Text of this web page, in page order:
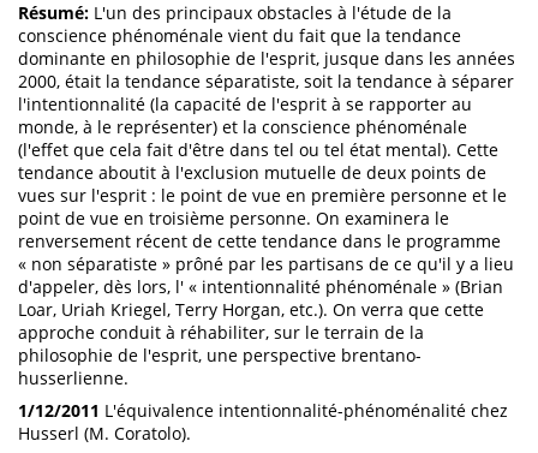
Résumé: L'un des principaux obstacles à l'étude de la
conscience phénoménale vient du fait que la tendance
dominante en philosophie de l'esprit, jusque dans les années
2000, était la tendance séparatiste, soit la tendance à séparer
l'intentionnalité (la capacité de l'esprit à se rapporter au
monde, à le représenter) et la conscience phénoménale
(l'effet que cela fait d'être dans tel ou tel état mental). Cette
tendance aboutit à l'exclusion mutuelle de deux points de
vues sur l'esprit : le point de vue en première personne et le
point de vue en troisième personne. On examinera le
renversement récent de cette tendance dans le programme
« non séparatiste » prôné par les partisans de ce qu'il y a lieu
d'appeler, dès lors, l' « intentionnalité phénoménale » (Brian
Loar, Uriah Kriegel, Terry Horgan, etc.). On verra que cette
approche conduit à réhabiliter, sur le terrain de la
philosophie de l'esprit, une perspective brentano-
husserlienne.
1/12/2011 L'équivalence intentionnalité-phénoménalité chez
Husserl (M. Coratolo).